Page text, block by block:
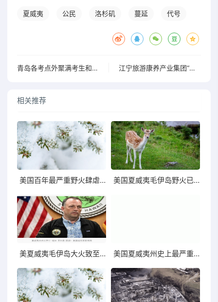
夏威夷 公民 洛杉矶 蔓延 代号
青岛各考点外聚满考生和家长妈妈穿旗袍来送考 江宁旅游康养产业集团“夏日夜经济”新篇章
相关推荐
美国百年最严重野火肆虐夏威夷，美媒辟谣：毫无准备 美国夏威夷毛伊岛野火已造成至少93人死亡人数仍将上升
美夏威夷毛伊岛大火致至少93人死亡搜救人员发现遗骸 美国夏威夷州史上最严重自然灾害致61人死亡